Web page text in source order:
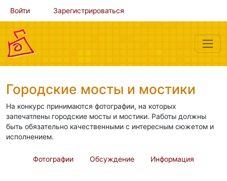
Войти Зарегистрироваться
Городские мосты и мостики
На конкурс принимаются фотографии, на которых
запечатлены городские мосты и мостики. Работы должны
быть обязательно качественными с интересным сюжетом и
исполнением.
Фотографии Обсуждение Информация